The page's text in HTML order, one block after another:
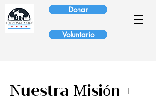
Donar
Voluntario
Nuestra Misión +